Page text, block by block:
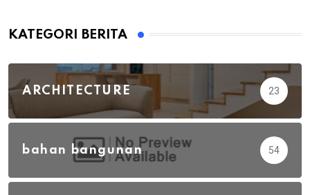
KATEGORI BERITA
ARCHITECTURE 23
bahan bangunan 54